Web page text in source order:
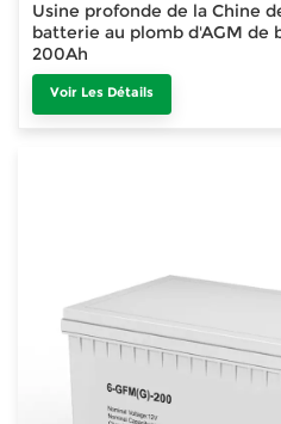
Usine profonde de la Chine
batterie au plomb d'AGM de
200Ah
Voir Les Détails